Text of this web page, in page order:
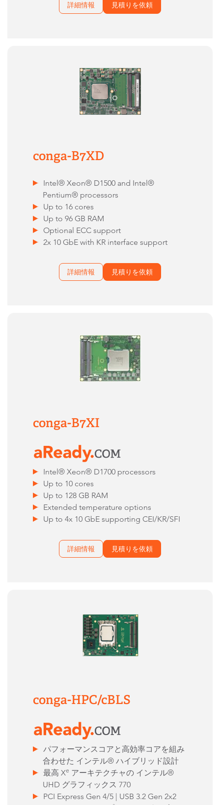
詳細情報 見積りを依頼
conga-B7XD
Intel® Xeon® D1500 and Intel®
Pentium® processors
Up to 16 cores
Up to 96 GB RAM
Optional ECC support
2x 10 GbE with KR interface support
詳細情報 見積りを依頼
conga-B7XI
Intel® Xeon® D1700 processors
Up to 10 cores
Up to 128 GB RAM
Extended temperature options
Up to 4x 10 GbE supporting CEI/KR/SFI
詳細情報 見積りを依頼
conga-HPC/cBLS
パフォーマンスコアと高効率コアを組み
合わせた インテル® ハイブリッド設計
最高 Xe アーキテクチャの インテル®
UHD グラフィックス 770
PCI Express Gen 4/5 | USB 3.2 Gen 2x2